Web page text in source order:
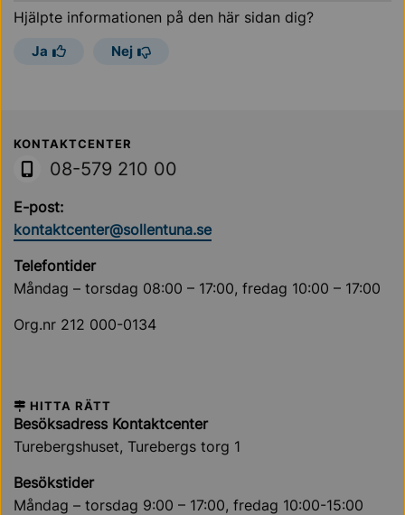
Hjälpte informationen på den här sidan dig?
Ja Nej
Sollentuna Kommun
KONTAKTCENTER
08-579 210 00
E-post:
kontaktcenter@sollentuna.se
Telefontider
Måndag – torsdag 08:00 – 17:00, fredag 10:00 – 17:00
Org.nr 212 000-0134
HITTA RÄTT
Besöksadress Kontaktcenter
Turebergshuset, Turebergs torg 1
Besökstider
Måndag – torsdag 9:00 – 17:00, fredag 10:00-15:00